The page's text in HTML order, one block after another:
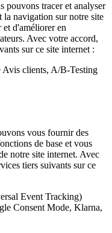
pouvons tracer et analyser
la navigation sur notre site
d'améliorer en
Avec votre accord,
sur ce site internet :
clients, A/B-Testing
vous fournir des
de base et vous
notre site internet. Avec
tiers suivants sur ce
Event Tracking)
Consent Mode, Klarna,